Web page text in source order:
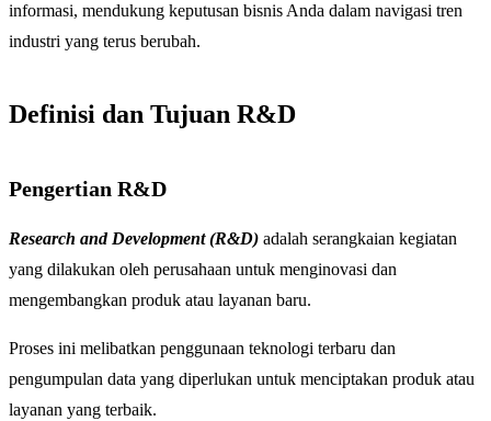
informasi, mendukung keputusan bisnis Anda dalam navigasi tren
industri yang terus berubah.
Definisi dan Tujuan R&D
Pengertian R&D
Research and Development (R&D) adalah serangkaian kegiatan
yang dilakukan oleh perusahaan untuk menginovasi dan
mengembangkan produk atau layanan baru.
Proses ini melibatkan penggunaan teknologi terbaru dan
pengumpulan data yang diperlukan untuk menciptakan produk atau
layanan yang terbaik.